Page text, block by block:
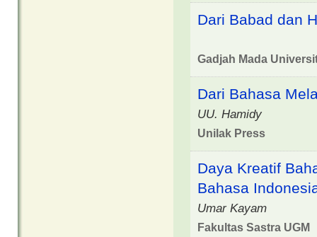
Dari Babad dan
Gadjah Mada
Dari Bahasa
UU. Hamidy
Unilak Press
Daya Kreatif
Bahasa
Umar Kayam
Fakultas Sastra UGM